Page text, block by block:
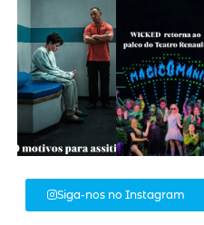
Siga-nos no Instagram